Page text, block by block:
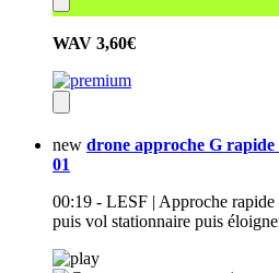
WAV 3,60€
new drone approche G
01
00:19 - LESF | Approche rapide
puis vol stationnaire puis